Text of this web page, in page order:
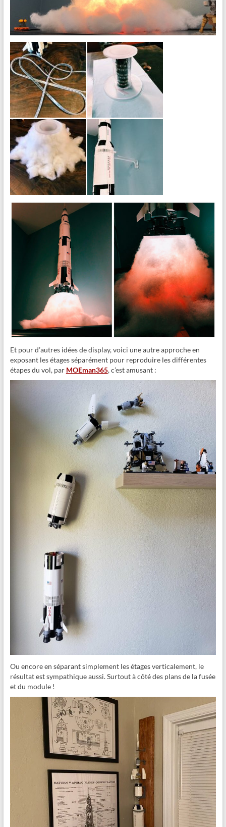
Et pour d’autres idées de display, voici une autre approche en
exposant les étages séparément pour reproduire les différentes
étapes du vol, par MOEman365, c’est amusant :
Ou encore en séparant simplement les étages verticalement, le
résultat est sympathique aussi. Surtout à côté des plans de la fusée
et du module !